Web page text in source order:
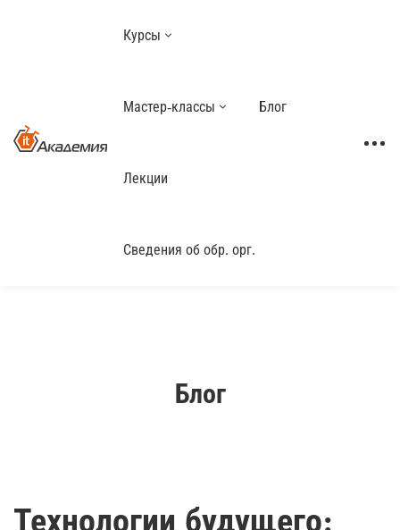
Курсы
Мастер-классы Блог
Лекции
Сведения об обр. орг.
Блог
Технологии будущего: